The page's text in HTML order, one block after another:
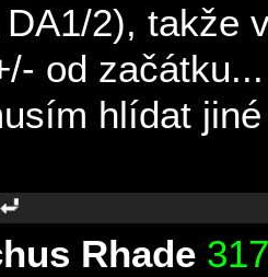
2), takže
od začátku...
hlídat
Rhade